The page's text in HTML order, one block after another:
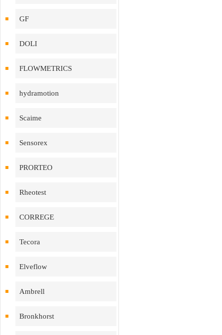
GF
DOLI
FLOWMETRICS
hydramotion
Scaime
Sensorex
PRORTEO
Rheotest
CORREGE
Tecora
Elveflow
Ambrell
Bronkhorst